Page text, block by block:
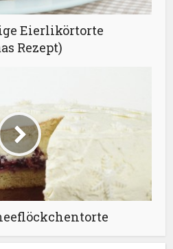
Eierlikörtorte
Rezept)